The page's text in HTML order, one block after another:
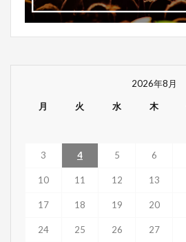
2026年8月
月 火 水 木
3 4 5 6
10 11 12 13
17 18 19 20
24 25 26 27